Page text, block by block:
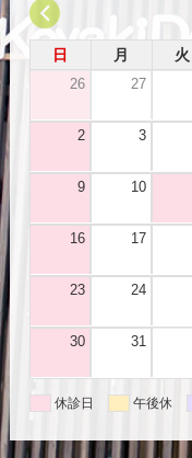
日 月 火
26 27
2 3
9 10
16 17
23 24
30 31
休診日 午後休